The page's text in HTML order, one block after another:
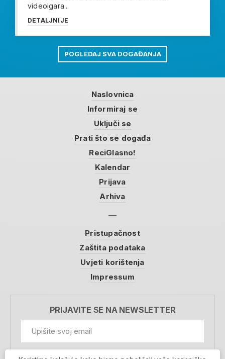
videoigara...
DETALJNIJE
POGLEDAJ SVA DOGAĐANJA
Naslovnica
Informiraj se
Uključi se
Prati što se događa
ReciGlasno!
Kalendar
Prijava
Arhiva
Pristupačnost
Zaštita podataka
Uvjeti korištenja
Impressum
PRIJAVITE SE NA NEWSLETTER